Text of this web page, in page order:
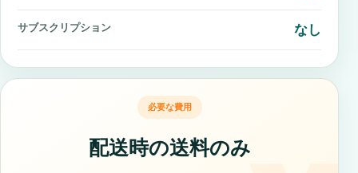
サブスクリプション なし
必要な費用
配送時の送料のみ